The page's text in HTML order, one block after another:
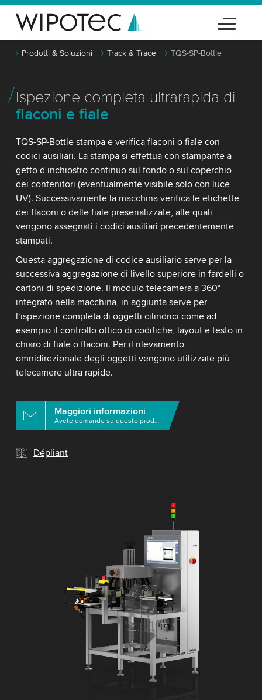
Prodotti & Soluzioni Track & Trace TQS-SP-Bottle
Ispezione completa ultrarapida di
flaconi e fiale
TQS-SP-Bottle stampa e verifica flaconi o fiale con
codici ausiliari. La stampa si effettua con stampante a
getto d‘inchiostro continuo sul fondo o sul coperchio
dei contenitori (eventualmente visibile solo con luce
UV). Successivamente la macchina verifica le etichette
dei flaconi o delle fiale preserializzate, alle quali
vengono assegnati i codici ausiliari precedentemente
stampati.
Questa aggregazione di codice ausiliario serve per la
successiva aggregazione di livello superiore in fardelli o
cartoni di spedizione. Il modulo telecamera a 360°
integrato nella macchina, in aggiunta serve per
l‘ispezione completa di oggetti cilindrici come ad
esempio il controllo ottico di codifiche, layout e testo in
chiaro di fiale o flaconi. Per il rilevamento
omnidirezionale degli oggetti vengono utilizzate più
telecamere ultra rapide.
Maggiori informazioni
Avete domande su questo prodotto?
Dépliant